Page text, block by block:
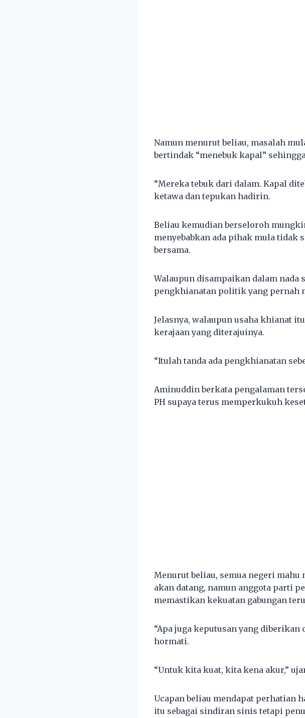
Namun menurut beliau, masalah
bertindak “menebuk kapal”
“Mereka tebuk dari dalam. Kapal
ketawa dan tepukan hadirin.
Beliau kemudian berseloroh
menyebabkan ada pihak mula tidak
bersama.
Walaupun disampaikan dalam nada
pengkhianatan politik yang pernah
Jelasnya, walaupun usaha khianat
kerajaan yang diterajuinya.
“Itulah tanda ada pengkhianatan
Aminuddin berkata pengalaman
PH supaya terus memperkukuh
Menurut beliau, semua negeri
akan datang, namun anggota parti
memastikan kekuatan gabungan
“Apa juga keputusan yang
hormati.
“Untuk kita kuat, kita kena akur,”
Ucapan beliau mendapat perhatian
itu sebagai sindiran sinis tetapi